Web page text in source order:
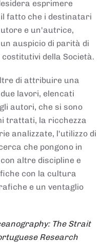
esprimere
fatto che i destinatari
e un'autrice,
auspicio di parità di
della Società.
di attribuire una
lavori, elencati
autori, che si sono
trattati, la ricchezza
analizzate, l'utilizzo di
che pongono in
altre discipline e
con la cultura
e un ventaglio
The Strait
Research